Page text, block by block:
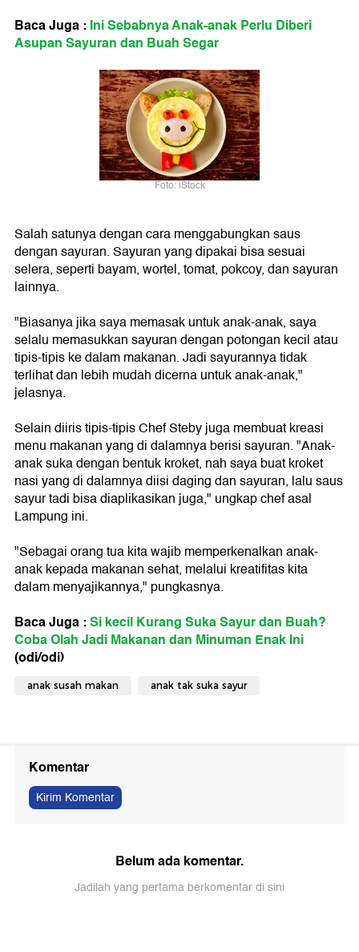
Baca Juga :Ini Sebabnya Anak-anak Perlu Diberi
Asupan Sayuran dan Buah Segar
Foto: iStock
Salah satunya dengan cara menggabungkan saus
dengan sayuran. Sayuran yang dipakai bisa sesuai
selera, seperti bayam, wortel, tomat, pokcoy, dan sayuran
lainnya.
"Biasanya jika saya memasak untuk anak-anak, saya
selalu memasukkan sayuran dengan potongan kecil atau
tipis-tipis ke dalam makanan. Jadi sayurannya tidak
terlihat dan lebih mudah dicerna untuk anak-anak,"
jelasnya.
Selain diiris tipis-tipis Chef Steby juga membuat kreasi
menu makanan yang di dalamnya berisi sayuran. "Anak-
anak suka dengan bentuk kroket, nah saya buat kroket
nasi yang di dalamnya diisi daging dan sayuran, lalu saus
sayur tadi bisa diaplikasikan juga," ungkap chef asal
Lampung ini.
"Sebagai orang tua kita wajib memperkenalkan anak-
anak kepada makanan sehat, melalui kreatifitas kita
dalam menyajikannya," pungkasnya.
Baca Juga :Si kecil Kurang Suka Sayur dan Buah?
Coba Olah Jadi Makanan dan Minuman Enak Ini
(odi/odi)
anak susah makan anak tak suka sayur
Komentar
Kirim Komentar
Belum ada komentar.
Jadilah yang pertama berkomentar di sini